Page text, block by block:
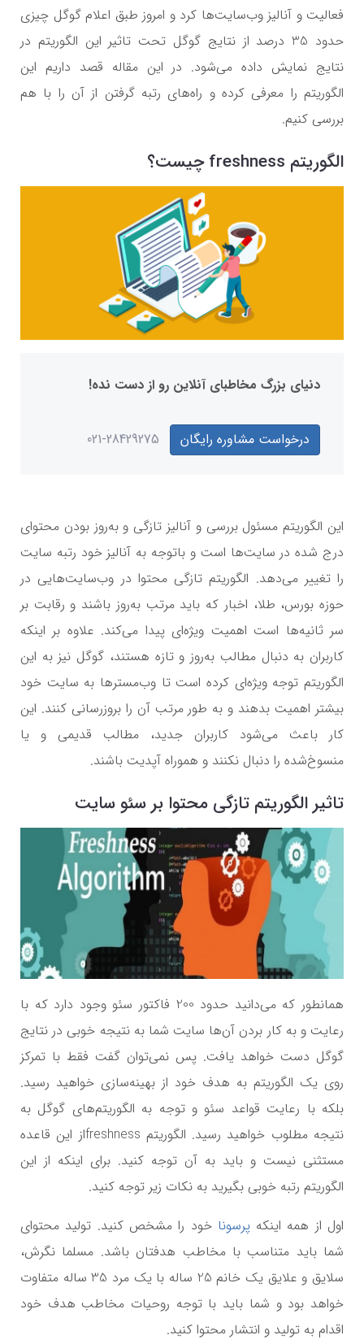
فعالیت و آنالیز وب‌سایت‌ها کرد و امروز طبق اعلام گوگل چیزی
حدود 35 درصد از نتایج گوگل تحت تاثیر این الگوریتم در
نتایج نمایش داده می‌شود. در این مقاله قصد داریم این
الگوریتم را معرفی کرده و راه‌های رتبه گرفتن از آن را با هم
بررسی کنیم.
الگوریتم freshnessچیست؟
دنیای بزرگ مخاطبای آنلاین رو از دست نده!
درخواست مشاوره رایگان 021-28429275
این الگوریتم مسئول بررسی و آنالیز تازگی و به‌روز بودن محتوای
درج شده در سایت‌ها است و باتوجه به آنالیز خود رتبه سایت
را تغییر می‌دهد. الگوریتم تازگی محتوا در وب‌سایت‌هایی در
حوزه بورس، طلا، اخبار که باید مرتب به‌روز باشند و رقابت بر
سر ثانیه‌ها است اهمیت ویژه‌ای پیدا می‌کند. علاوه بر اینکه
کاربران به دنبال مطالب به‌روز و تازه هستند، گوگل نیز به این
الگوریتم توجه ویژه‌ای کرده است تا وب‌مسترها به سایت خود
بیشتر اهمیت بدهند و به طور مرتب آن را بروزرسانی کنند. این
کار باعث می‌شود کاربران جدید، مطالب قدیمی و یا
منسوخ‌شده را دنبال نکنند و هموراه آپدیت باشند.
تاثیر الگوریتم تازگی محتوا بر سئو سایت
همانطور که می‌دانید حدود 200 فاکتور سئو وجود دارد که با
رعایت و به کار بردن آن‌ها سایت شما به نتیجه خوبی در نتایج
گوگل دست خواهد یافت. پس نمی‌توان گفت فقط با تمرکز
روی یک الگوریتم به هدف خود از بهینه‌سازی خواهید رسید.
بلکه با رعایت قواعد سئو و توجه به الگوریتم‌های گوگل به
نتیجه مطلوب خواهید رسید. الگوریتم freshnessاز این قاعده
مستثنی نیست و باید به آن توجه کنید. برای اینکه از این
الگوریتم رتبه خوبی بگیرید به نکات زیر توجه کنید.
اول از همه اینکهپرسونا خود را مشخص کنید. تولید محتوای
شما باید متناسب با مخاطب هدفتان باشد. مسلما نگرش،
سلایق و علایق یک خانم 25 ساله با یک مرد 35 ساله متفاوت
خواهد بود و شما باید با توجه روحیات مخاطب هدف خود
اقدام به تولید و انتشار محتوا کنید.